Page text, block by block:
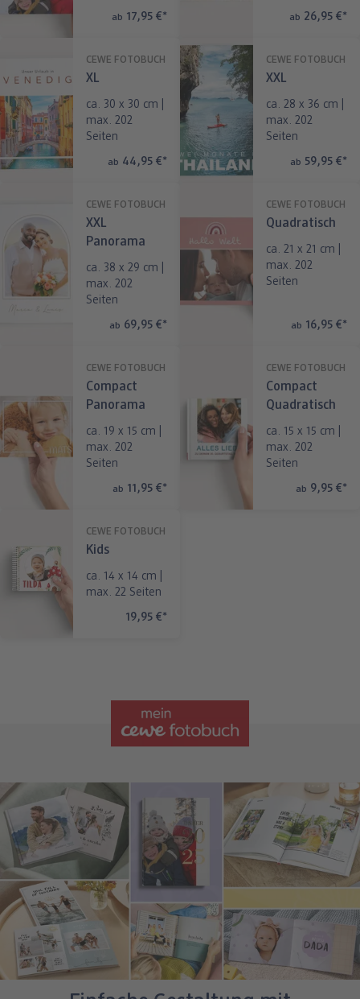
ab 17,95 €* ab 26,95 €*
CEWE FOTOBUCH
XL
ca. 30 x 30 cm |
max. 202
Seiten
ab 44,95 €*
CEWE FOTOBUCH
XXL
ca. 28 x 36 cm |
max. 202
Seiten
ab 59,95 €*
CEWE FOTOBUCH
XXL
Panorama
ca. 38 x 29 cm |
max. 202
Seiten
ab 69,95 €*
CEWE FOTOBUCH
Quadratisch
ca. 21 x 21 cm |
max. 202
Seiten
ab 16,95 €*
CEWE FOTOBUCH
Compact
Panorama
ca. 19 x 15 cm |
max. 202
Seiten
ab 11,95 €*
CEWE FOTOBUCH
Compact
Quadratisch
ca. 15 x 15 cm |
max. 202
Seiten
ab 9,95 €*
CEWE FOTOBUCH
Kids
ca. 14 x 14 cm |
max. 22 Seiten
19,95 €*